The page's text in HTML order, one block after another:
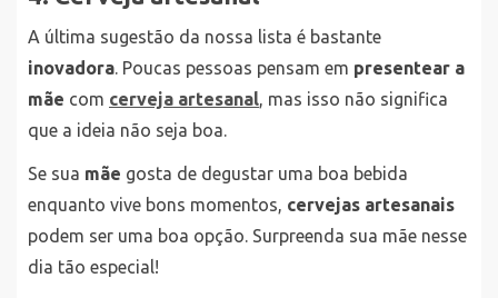
A última sugestão da nossa lista é bastante
inovadora. Poucas pessoas pensam em presentear a
mãe com cerveja artesanal, mas isso não significa
que a ideia não seja boa.
Se sua mãe gosta de degustar uma boa bebida
enquanto vive bons momentos, cervejas artesanais
podem ser uma boa opção. Surpreenda sua mãe nesse
dia tão especial!